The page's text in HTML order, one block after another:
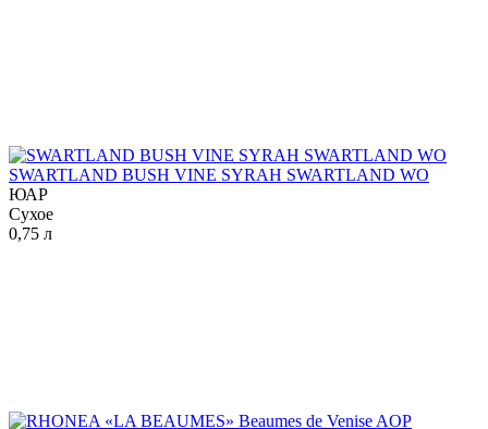
SWARTLAND BUSH VINE SYRAH SWARTLAND WO
ЮАР
Сухое
0,75 л